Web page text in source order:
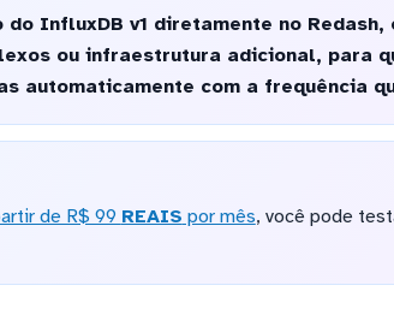
InfluxDB v1 diretamente no
ou infraestrutura adicional, para
automaticamente com a frequência
de R$ 99 REAIS por mês, você pode